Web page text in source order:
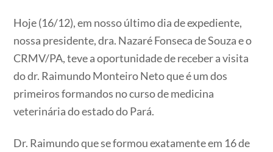
Hoje (16/12), em nosso último dia de expediente,
nossa presidente, dra. Nazaré Fonseca de Souza e o
CRMV/PA, teve a oportunidade de receber a visita
do dr. Raimundo Monteiro Neto que é um dos
primeiros formandos no curso de medicina
veterinária do estado do Pará.
Dr. Raimundo que se formou exatamente em 16 de